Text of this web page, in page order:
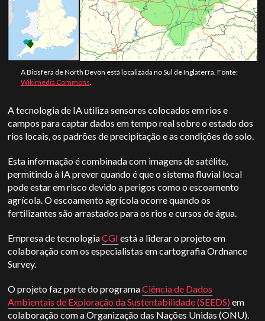
A Biosfera de North Devon está localizada no Sul de Inglaterra. Fonte:
Wikimedia Commons
A tecnologia de IA utiliza sensores colocados em rios e
campos para captar dados em tempo real sobre o estado dos
rios locais, os padrões de precipitação e as condições do solo.
Esta informação é combinada com imagens de satélite,
permitindo à IA prever quando é que o sistema fluvial local
pode estar em risco devido a perigos como o escoamento
agrícola. O escoamento agrícola ocorre quando os
fertilizantes são arrastados para os rios e cursos de água.
Empresa de tecnologiaCGI está a liderar o projeto em
colaboração com os especialistas em cartografia Ordnance
Survey.
O projeto faz parte do programaCiência de Dados
Ambientais de Exploração da Sustentabilidade (SEEDS)em
colaboração com a Organização das Nações Unidas (ONU).